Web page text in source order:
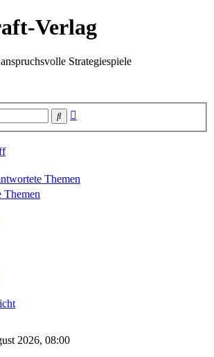
Verlag
Strategiespiele
Suche
Themen
Themen
2026, 08:00